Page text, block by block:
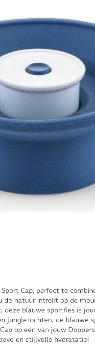
Cap, perfect te
de natuur intrekt op de
blauwe sportfles is
jungletochten; de blauwe
op een van jouw
en stijlvolle hydratatie!